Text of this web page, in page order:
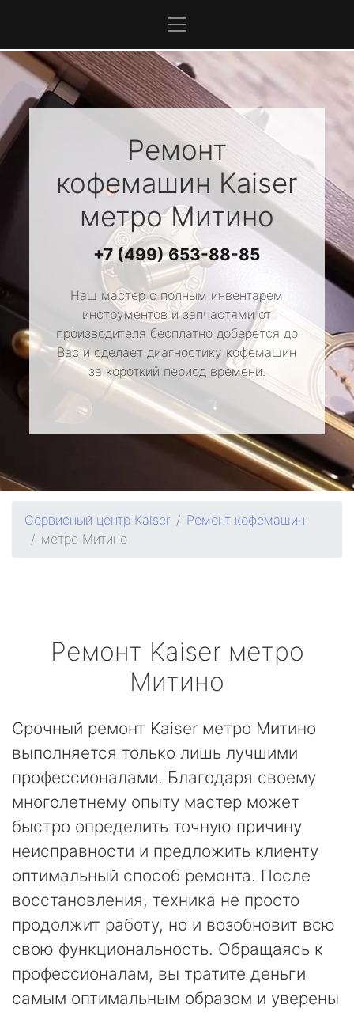
Ремонт
кофемашин Kaiser
метро Митино
+7 (499) 653-88-85
Наш мастер с полным инвентарем
инструментов и запчастями от
производителя бесплатно доберется до
Вас и сделает диагностику кофемашин
за короткий период времени.
Сервисный центр Kaiser
Ремонт кофемашин
метро Митино
Ремонт Kaiser метро
Митино
Срочный ремонт Kaiser метро Митино
выполняется только лишь лучшими
профессионалами. Благодаря своему
многолетнему опыту мастер может
быстро определить точную причину
неисправности и предложить клиенту
оптимальный способ ремонта. После
восстановления, техника не просто
продолжит работу, но и возобновит всю
свою функциональность. Обращаясь к
профессионалам, вы тратите деньги
самым оптимальным образом и уверены